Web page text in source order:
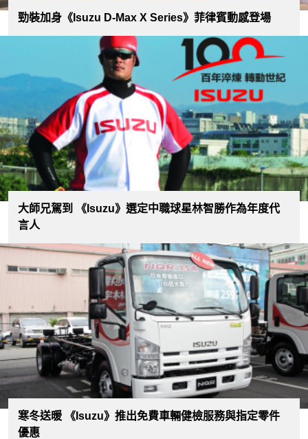
勁裝加身《Isuzu D-Max X Series》菲律賓動感登場
大師兄駕到 《Isuzu》選定中職球星林智勝作為年度代
言人
寒冬送暖 《Isuzu》推出免費車輛健檢服務與指定零件
優惠